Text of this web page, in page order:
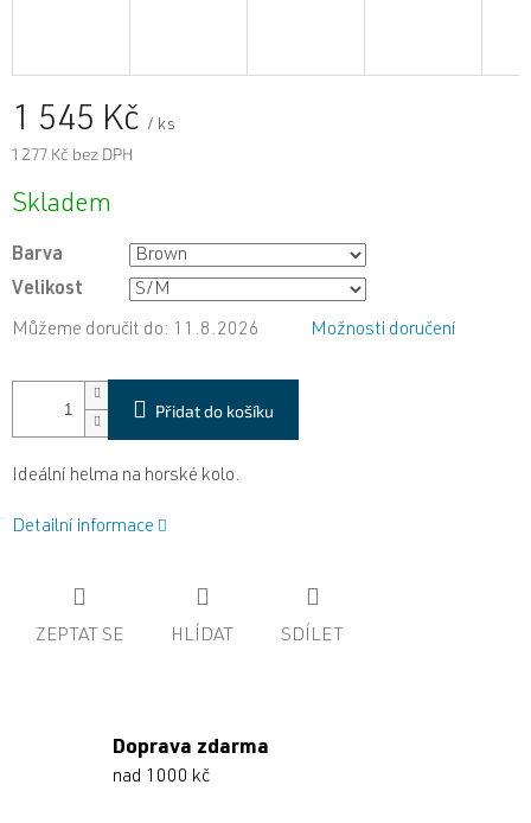
1 545 Kč / ks
1 277 Kč bez DPH
Měrná
Skladem
Barva
Velikost
Můžeme doručit do: 11.8.2026 Možnosti doručení
Přidat do košíku
Ideální helma na horské kolo.
Detailní informace
ZEPTAT SE HLÍDAT SDÍLET
Doprava zdarma
nad 1000 kč